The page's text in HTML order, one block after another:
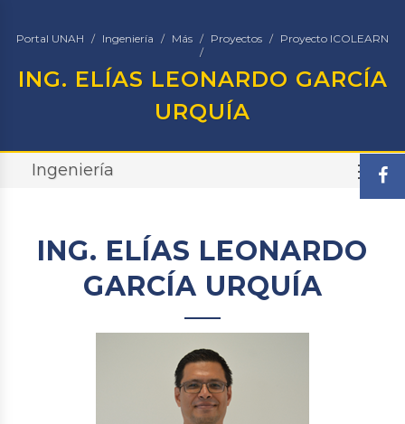
Portal UNAH Ingeniería Más Proyectos Proyecto ICOLEARN
ING. ELÍAS LEONARDO GARCÍA
URQUÍA
Ingeniería
ING. ELÍAS LEONARDO
GARCÍA URQUÍA